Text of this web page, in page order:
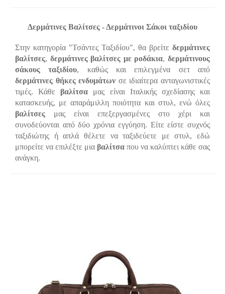
Δερμάτινες Βαλίτσες - Δερμάτινοι Σάκοι ταξιδίου
Στην κατηγορία "Τσάντες Ταξιδίου", θα βρείτε δερμάτινες
βαλίτσες, δερμάτινες βαλίτσες με ροδάκια,δερμάτινους
σάκους ταξιδίου, καθώς και επιλεγμένα σετ από
δερμάτινες θήκες ενδυμάτων σε ιδιαίτερα ανταγωνιστικές
τιμές. Κάθε βαλίτσα μας είναι Ιταλικής σχεδίασης και
κατασκευής, με απαράμιλλη ποιότητα και στυλ, ενώ όλες
βαλίτσες μας είναι επεξεργασμένες στο χέρι και
συνοδεύονται από δύο χρόνια εγγύηση. Είτε είστε συχνός
ταξιδιώτης ή απλά θέλετε να ταξιδεύετε με στυλ, εδώ
μπορείτε να επιλέξτε μια βαλίτσα που να καλύπτει κάθε σας
ανάγκη.